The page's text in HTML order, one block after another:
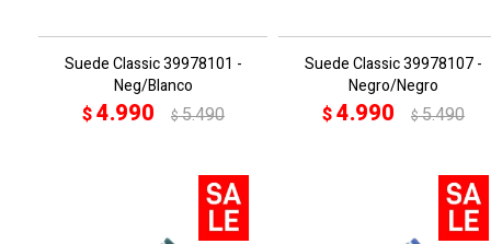
Suede Classic 39978101 -
Neg/Blanco
$4.990 $5.490
Suede Classic 39978107 -
Negro/Negro
$4.990 $5.490